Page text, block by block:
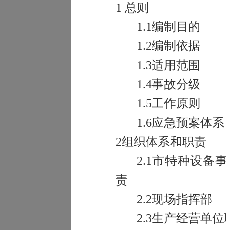
1 总则
1.1编制目的
1.2编制依据
1.3适用范围
1.4事故分级
1.5工作原则
1.6应急预案体系
2组织体系和职责
2.1市特种设备
责
2.2现场指挥部
2.3生产经营单